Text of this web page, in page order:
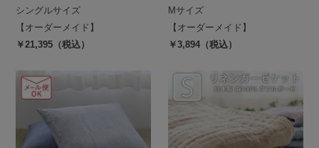
シングルサイズ
【オーダーメイド】
￥21,395（税込）
Mサイズ
【オーダーメイド】
￥3,894（税込）